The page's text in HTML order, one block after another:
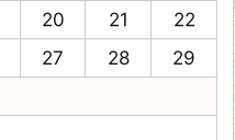
20 21
22
27 28
29